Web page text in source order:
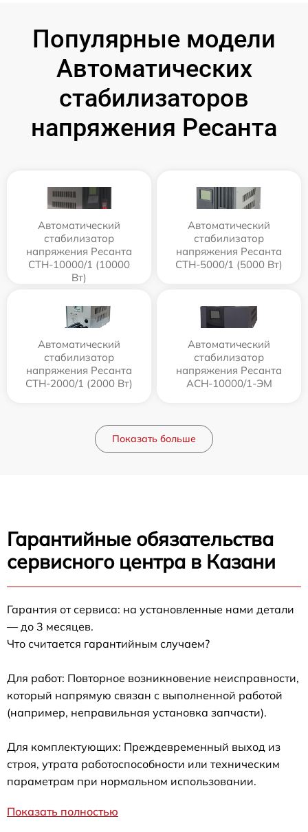
Популярные модели
Автоматических
стабилизаторов
напряжения Ресанта
Автоматический
стабилизатор
напряжения Ресанта
СТН-10000/1 (10000
Вт)
Автоматический
стабилизатор
напряжения Ресанта
СТН-5000/1 (5000 Вт)
Автоматический
стабилизатор
напряжения Ресанта
СТН-2000/1 (2000 Вт)
Автоматический
стабилизатор
напряжения Ресанта
АСН-10000/1-ЭМ
Показать больше
Гарантийные обязательства
сервисного центра в Казани
Гарантия от сервиса: на установленные нами детали
— до 3 месяцев.
Что считается гарантийным случаем?
Для работ: Повторное возникновение неисправности,
который напрямую связан с выполненной работой
(например, неправильная установка запчасти).
Для комплектующих: Преждевременный выход из
строя, утрата работоспособности или техническим
параметрам при нормальном использовании.
Показать полностью